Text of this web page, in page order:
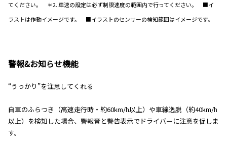
てください。 ＊2. 車速の設定は必ず制限速度の範囲内で行ってください。 ■イ
ラストは作動イメージです。 ■イラストのセンサーの検知範囲はイメージです。
警報&お知らせ機能
“うっかり”を注意してくれる
自車のふらつき（高速走行時・約60km/h以上）や車線逸脱（約40km/h
以上）を検知した場合、警報音と警告表示でドライバーに注意を促しま
す。